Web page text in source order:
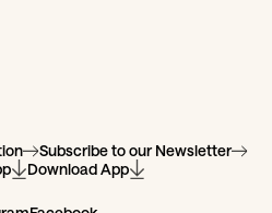
Subscribe to our Newsletter
Download App